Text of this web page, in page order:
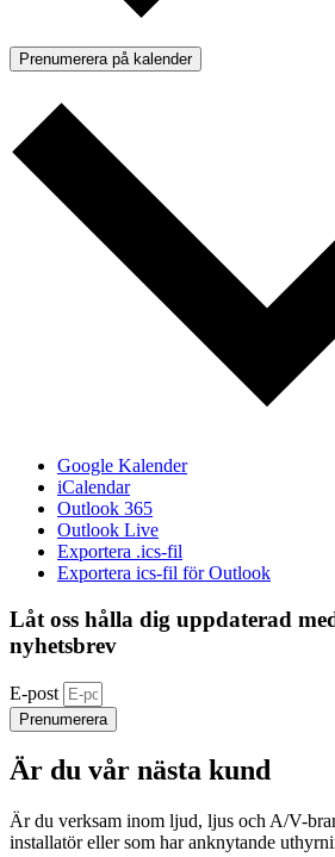
Prenumerera på kalender
Google Kalender
iCalendar
Outlook 365
Outlook Live
Exportera .ics-fil
Exportera ics-fil för Outlook
Låt oss hålla dig uppdaterad
nyhetsbrev
E-post
Prenumerera
Är du vår nästa kund
Är du verksam inom ljud, ljus och A/V-
installatör eller som har anknytande